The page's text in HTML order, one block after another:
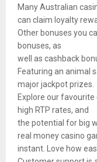
Many Australian
can claim loyalty
Other bonuses you
bonuses, as
well as cashback
Featuring an animal
major jackpot prizes.
Explore our
high RTP rates, and
the potential for big
real money casino
instant. Love how